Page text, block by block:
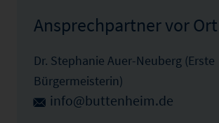
Ansprechpartner vor Ort
Dr. Stephanie Auer-Neuberg (Erste
Bürgermeisterin)
info@buttenheim.de